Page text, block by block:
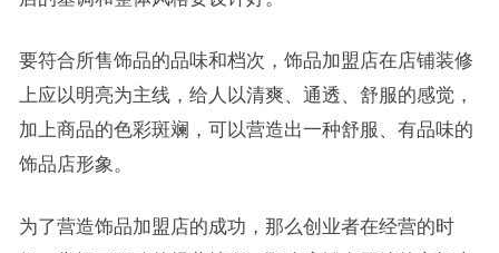
要符合所售饰品的品味和档次，饰品加盟店在店铺装修
上应以明亮为主线，给人以清爽、通透、舒服的感觉，
加上商品的色彩斑斓，可以营造出一种舒服、有品味的
饰品店形象。
为了营造饰品加盟店的成功，那么创业者在经营的时